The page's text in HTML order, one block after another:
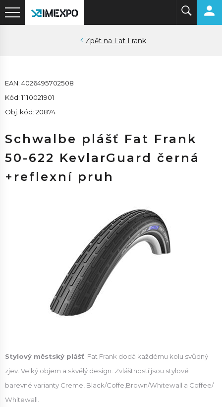
Fat Frank
EAN: 4026495702508
Kód: 1110021901
Obj. kód: 20874
Schwalbe plášť Fat Frank
50-622 KevlarGuard černá
+reflexní pruh
Stylový městský plášť . Fat Frank dodá každému kolu svůdný
zjev. Velký objem a skvělý design. Zvláštností jsou stylové
barevné varianty Creme, Black/Coffe,Brown/Whitewall a Coffee/
Whitewall.